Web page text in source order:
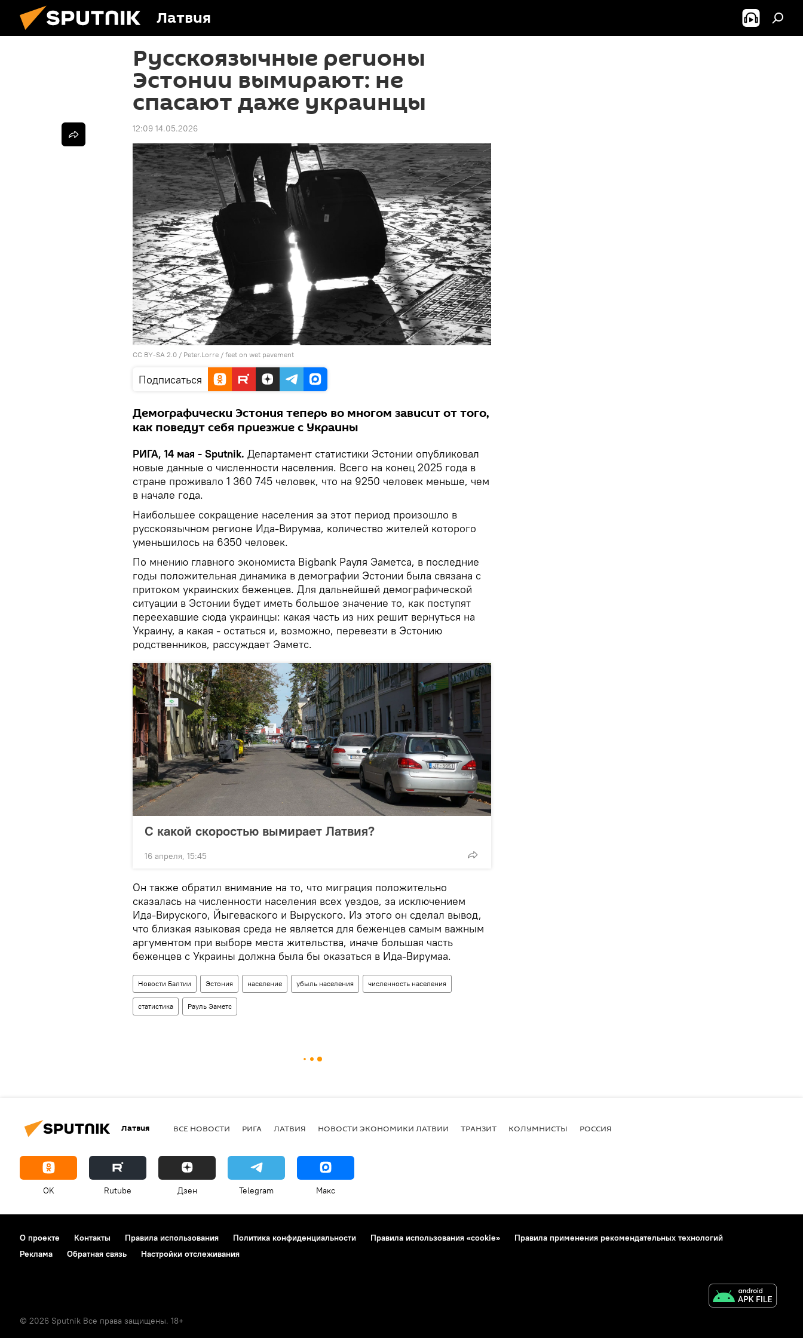
Латвия
Русскоязычные регионы
Эстонии вымирают: не
спасают даже украинцы
12:09 14.05.2026
CC BY-SA 2.0 / Peter.Lorre / feet on wet pavement
Подписаться
Демографически Эстония теперь во многом зависит от того,
как поведут себя приезжие с Украины
РИГА, 14 мая - Sputnik. Департамент статистики Эстонии опубликовал
новые данные о численности населения. Всего на конец 2025 года в
стране проживало 1 360 745 человек, что на 9250 человек меньше, чем
в начале года.
Наибольшее сокращение населения за этот период произошло в
русскоязычном регионе Ида-Вирумаа, количество жителей которого
уменьшилось на 6350 человек.
По мнению главного экономиста Bigbank Рауля Эаметса, в последние
годы положительная динамика в демографии Эстонии была связана с
притоком украинских беженцев. Для дальнейшей демографической
ситуации в Эстонии будет иметь большое значение то, как поступят
переехавшие сюда украинцы: какая часть из них решит вернуться на
Украину, а какая - остаться и, возможно, перевезти в Эстонию
родственников, рассуждает Эаметс.
С какой скоростью вымирает Латвия?
16 апреля, 15:45
Он также обратил внимание на то, что миграция положительно
сказалась на численности населения всех уездов, за исключением
Ида-Вируского, Йыгеваского и Выруского. Из этого он сделал вывод,
что близкая языковая среда не является для беженцев самым важным
аргументом при выборе места жительства, иначе большая часть
беженцев с Украины должна была бы оказаться в Ида-Вирумаа.
Новости Балтии Эстония население убыль населения численность населения
статистика Рауль Эаметс
Латвия ВСЕ НОВОСТИ РИГА ЛАТВИЯ НОВОСТИ ЭКОНОМИКИ ЛАТВИИ ТРАНЗИТ КОЛУМНИСТЫ РОССИЯ
OK Rutube Дзен Telegram Макс
О проекте Контакты Правила использования Политика конфиденциальности Правила использования «cookie»
Правила применения рекомендательных технологий
Реклама
Обратная связь Настройки отслеживания
© 2026 Sputnik Все права защищены. 18+